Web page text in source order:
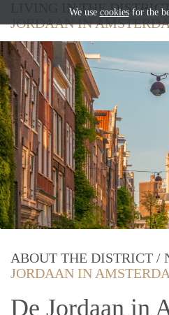
LIVING IN THE
JORDAAN IN
ABOUT THE DISTRICT /
JORDAAN IN
De Jordaan in
We use cookiesfor the